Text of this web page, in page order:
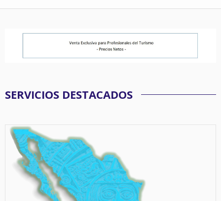
SERVICIOS DESTACADOS